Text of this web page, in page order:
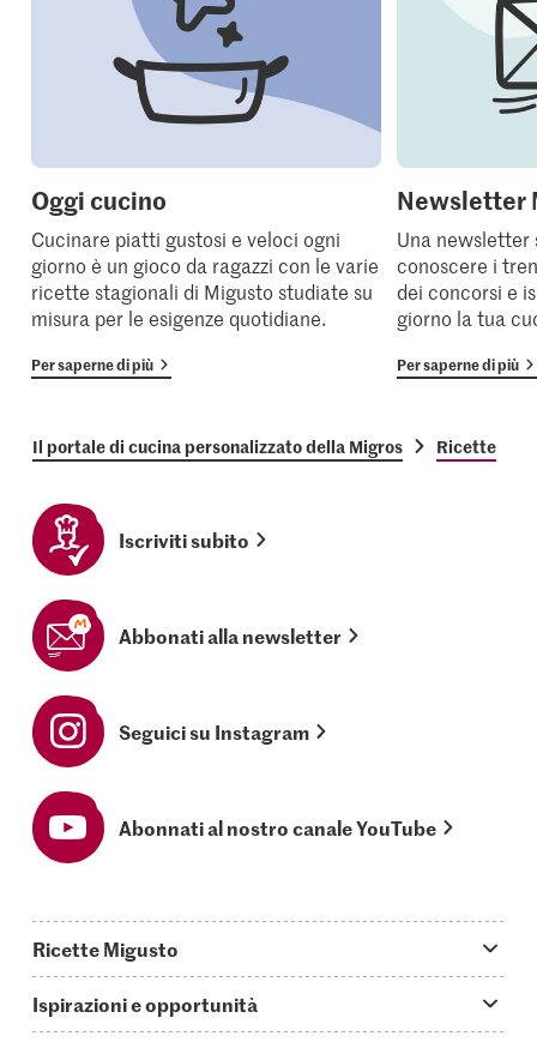
Oggi cucino
Cucinare piatti gustosi e veloci ogni
giorno è un gioco da ragazzi con le varie
ricette stagionali di Migusto studiate su
misura per le esigenze quotidiane.
Per saperne di più
Newsletter
Una
conoscere i
dei concorsi e
giorno la tua
Per saperne di più
Il portale di cucina personalizzato della Migros Ricette
Iscriviti subito
Abbonati alla newsletter
Seguici su Instagram
Abonnati al nostro canale YouTube
Ricette Migusto
Oggi cucino
Ispirazioni e opportunità